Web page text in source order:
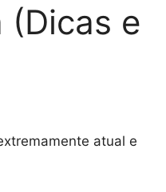
(Dicas e
atual e